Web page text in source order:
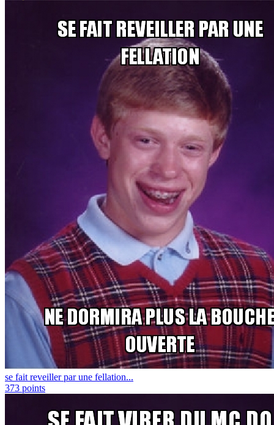
se fait reveiller par une fellation...
373 points